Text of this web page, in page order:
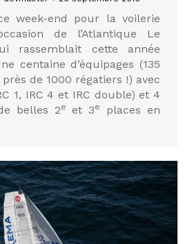
week-end pour la voilerie
de l’Atlantique Le
rassemblait cette année
centaine d’équipages (135
de 1000 régatiers !) avec
1, IRC 4 et IRC double) et 4
belles 2e et 3e
places en